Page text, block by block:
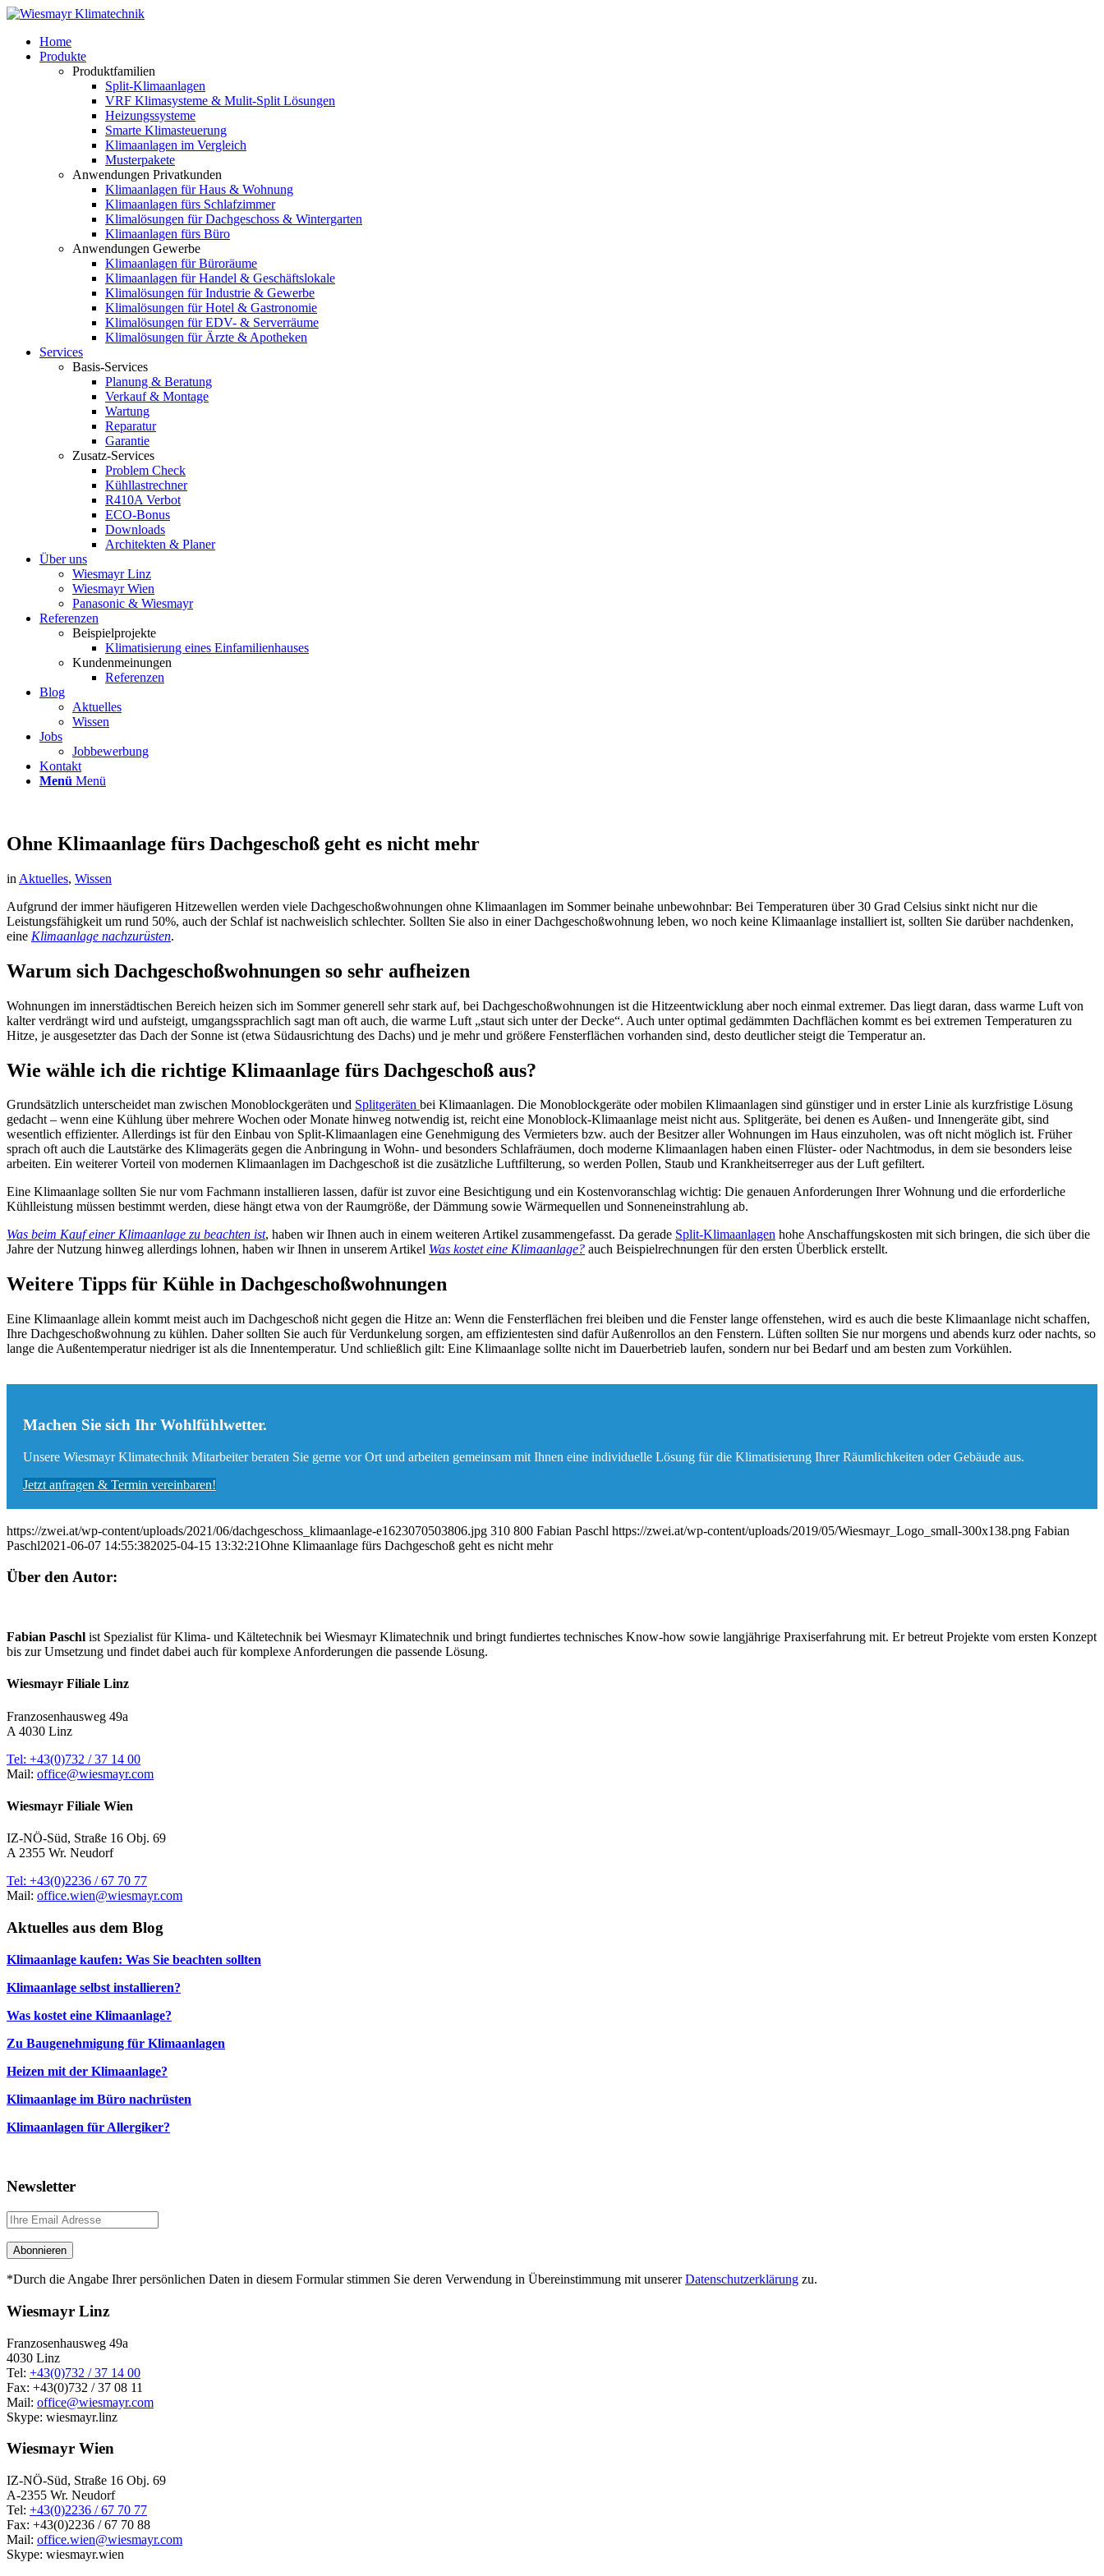
Home
Produkte
Produktfamilien
Split-Klimaanlagen
VRF Klimasysteme & Mulit-Split Lösungen
Heizungssysteme
Smarte Klimasteuerung
Klimaanlagen im Vergleich
Musterpakete
Anwendungen Privatkunden
Klimaanlagen für Haus & Wohnung
Klimaanlagen fürs Schlafzimmer
Klimalösungen für Dachgeschoss & Wintergarten
Klimaanlagen fürs Büro
Anwendungen Gewerbe
Klimaanlagen für Büroräume
Klimaanlagen für Handel & Geschäftslokale
Klimalösungen für Industrie & Gewerbe
Klimalösungen für Hotel & Gastronomie
Klimalösungen für EDV- & Serverräume
Klimalösungen für Ärzte & Apotheken
Services
Basis-Services
Planung & Beratung
Verkauf & Montage
Wartung
Reparatur
Garantie
Zusatz-Services
Problem Check
Kühllastrechner
R410A Verbot
ECO-Bonus
Downloads
Architekten & Planer
Über uns
Wiesmayr Linz
Wiesmayr Wien
Panasonic & Wiesmayr
Referenzen
Beispielprojekte
Klimatisierung eines Einfamilienhauses
Kundenmeinungen
Referenzen
Blog
Aktuelles
Wissen
Jobs
Jobbewerbung
Kontakt
Menü Menü
Ohne Klimaanlage fürs Dachgeschoß geht es nicht mehr
in Aktuelles, Wissen
Aufgrund der immer häufigeren Hitzewellen werden viele Dachgeschoßwohnungen ohne Klimaanlagen im Sommer beinahe unbewohnbar: Bei Temperaturen über 30 Grad Celsius sinkt nicht nur die
Leistungsfähigkeit um rund 50%, auch der Schlaf ist nachweislich schlechter. Sollten Sie also in einer Dachgeschoßwohnung leben, wo noch keine Klimaanlage installiert ist, sollten Sie darüber nachdenken,
eine Klimaanlage nachzurüsten.
Warum sich Dachgeschoßwohnungen so sehr aufheizen
Wohnungen im innerstädtischen Bereich heizen sich im Sommer generell sehr stark auf, bei Dachgeschoßwohnungen ist die Hitzeentwicklung aber noch einmal extremer. Das liegt daran, dass warme Luft von
kalter verdrängt wird und aufsteigt, umgangssprachlich sagt man oft auch, die warme Luft „staut sich unter der Decke“. Auch unter optimal gedämmten Dachflächen kommt es bei extremen Temperaturen zu
Hitze, je ausgesetzter das Dach der Sonne ist (etwa Südausrichtung des Dachs) und je mehr und größere Fensterflächen vorhanden sind, desto deutlicher steigt die Temperatur an.
Wie wähle ich die richtige Klimaanlage fürs Dachgeschoß aus?
Grundsätzlich unterscheidet man zwischen Monoblockgeräten und Splitgeräten bei Klimaanlagen. Die Monoblockgeräte oder mobilen Klimaanlagen sind günstiger und in erster Linie als kurzfristige Lösung
gedacht – wenn eine Kühlung über mehrere Wochen oder Monate hinweg notwendig ist, reicht eine Monoblock-Klimaanlage meist nicht aus. Splitgeräte, bei denen es Außen- und Innengeräte gibt, sind
wesentlich effizienter. Allerdings ist für den Einbau von Split-Klimaanlagen eine Genehmigung des Vermieters bzw. auch der Besitzer aller Wohnungen im Haus einzuholen, was oft nicht möglich ist. Früher
sprach oft auch die Lautstärke des Klimageräts gegen die Anbringung in Wohn- und besonders Schlafräumen, doch moderne Klimaanlagen haben einen Flüster- oder Nachtmodus, in dem sie besonders leise
arbeiten. Ein weiterer Vorteil von modernen Klimaanlagen im Dachgeschoß ist die zusätzliche Luftfilterung, so werden Pollen, Staub und Krankheitserreger aus der Luft gefiltert.
Eine Klimaanlage sollten Sie nur vom Fachmann installieren lassen, dafür ist zuvor eine Besichtigung und ein Kostenvoranschlag wichtig: Die genauen Anforderungen Ihrer Wohnung und die erforderliche
Kühlleistung müssen bestimmt werden, diese hängt etwa von der Raumgröße, der Dämmung sowie Wärmequellen und Sonneneinstrahlung ab.
Was beim Kauf einer Klimaanlage zu beachten ist, haben wir Ihnen auch in einem weiteren Artikel zusammengefasst. Da gerade Split-Klimaanlagen hohe Anschaffungskosten mit sich bringen, die sich über die
Jahre der Nutzung hinweg allerdings lohnen, haben wir Ihnen in unserem Artikel Was kostet eine Klimaanlage? auch Beispielrechnungen für den ersten Überblick erstellt.
Weitere Tipps für Kühle in Dachgeschoßwohnungen
Eine Klimaanlage allein kommt meist auch im Dachgeschoß nicht gegen die Hitze an: Wenn die Fensterflächen frei bleiben und die Fenster lange offenstehen, wird es auch die beste Klimaanlage nicht schaffen,
Ihre Dachgeschoßwohnung zu kühlen. Daher sollten Sie auch für Verdunkelung sorgen, am effizientesten sind dafür Außenrollos an den Fenstern. Lüften sollten Sie nur morgens und abends kurz oder nachts, so
lange die Außentemperatur niedriger ist als die Innentemperatur. Und schließlich gilt: Eine Klimaanlage sollte nicht im Dauerbetrieb laufen, sondern nur bei Bedarf und am besten zum Vorkühlen.
Machen Sie sich Ihr Wohlfühlwetter.
Unsere Wiesmayr Klimatechnik Mitarbeiter beraten Sie gerne vor Ort und arbeiten gemeinsam mit Ihnen eine individuelle Lösung für die Klimatisierung Ihrer Räumlichkeiten oder Gebäude aus.
Jetzt anfragen & Termin vereinbaren!
https://zwei.at/wp-content/uploads/2021/06/dachgeschoss_klimaanlage-e1623070503806.jpg 310 800 Fabian Paschl https://zwei.at/wp-content/uploads/2019/05/Wiesmayr_Logo_small-300x138.png Fabian
Paschl2021-06-07 14:55:382025-04-15 13:32:21Ohne Klimaanlage fürs Dachgeschoß geht es nicht mehr
Über den Autor:
Fabian Paschl ist Spezialist für Klima- und Kältetechnik bei Wiesmayr Klimatechnik und bringt fundiertes technisches Know-how sowie langjährige Praxiserfahrung mit. Er betreut Projekte vom ersten Konzept
bis zur Umsetzung und findet dabei auch für komplexe Anforderungen die passende Lösung.
Wiesmayr Filiale Linz
Franzosenhausweg 49a
A 4030 Linz
Tel: +43(0)732 / 37 14 00
Mail: office@wiesmayr.com
Wiesmayr Filiale Wien
IZ-NÖ-Süd, Straße 16 Obj. 69
A 2355 Wr. Neudorf
Tel: +43(0)2236 / 67 70 77
Mail: office.wien@wiesmayr.com
Aktuelles aus dem Blog
Klimaanlage kaufen: Was Sie beachten sollten
Klimaanlage selbst installieren?
Was kostet eine Klimaanlage?
Zu Baugenehmigung für Klimaanlagen
Heizen mit der Klimaanlage?
Klimaanlage im Büro nachrüsten
Klimaanlagen für Allergiker?
Newsletter
*Durch die Angabe Ihrer persönlichen Daten in diesem Formular stimmen Sie deren Verwendung in Übereinstimmung mit unsererDatenschutzerklärung zu.
Wiesmayr Linz
Franzosenhausweg 49a
4030 Linz
Tel: +43(0)732 / 37 14 00
Fax: +43(0)732 / 37 08 11
Mail: office@wiesmayr.com
Skype: wiesmayr.linz
Wiesmayr Wien
IZ-NÖ-Süd, Straße 16 Obj. 69
A-2355 Wr. Neudorf
Tel: +43(0)2236 / 67 70 77
Fax: +43(0)2236 / 67 70 88
Mail: office.wien@wiesmayr.com
Skype: wiesmayr.wien